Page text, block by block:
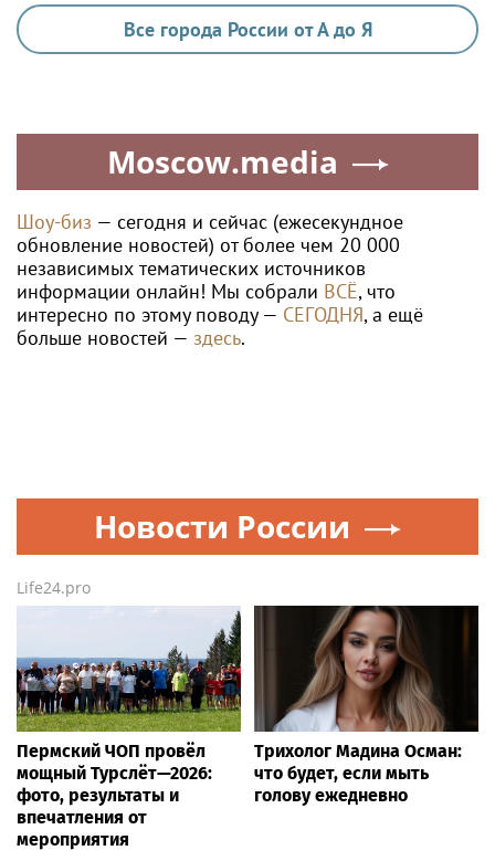
Все города России от А до Я
Moscow.media
Шоу-биз — сегодня и сейчас (ежесекундное
обновление новостей) от более чем 20 000
независимых тематических источников
информации онлайн! Мы собрали ВСЁ, что
интересно по этому поводу — СЕГОДНЯ, а ещё
больше новостей — здесь.
Новости России
Life24.pro
Пермский ЧОП провёл
мощный Турслёт—2026:
фото, результаты и
впечатления от
мероприятия
Трихолог Мадина Осман:
что будет, если мыть
голову ежедневно